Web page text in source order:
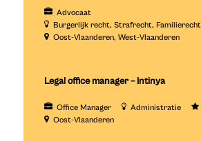
Advocaat
Burgerlijk recht Strafrecht Familierecht
Oost-Vlaanderen West-Vlaanderen
Legal office manager – Intinya
Office Manager Administratie
Oost-Vlaanderen